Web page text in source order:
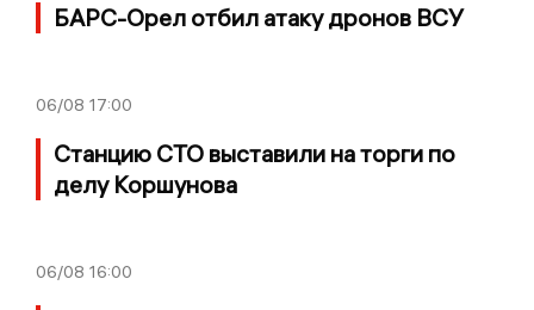
БАРС-Орел отбил атаку дронов ВСУ
06/08 17:00
Станцию СТО выставили на торги по
делу Коршунова
06/08 16:00